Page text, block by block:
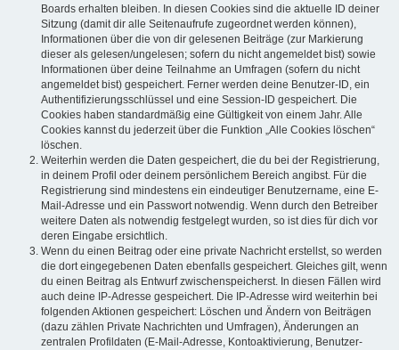
Boards erhalten bleiben. In diesen Cookies sind die aktuelle ID deiner
Sitzung (damit dir alle Seitenaufrufe zugeordnet werden können),
Informationen über die von dir gelesenen Beiträge (zur Markierung
dieser als gelesen/ungelesen; sofern du nicht angemeldet bist) sowie
Informationen über deine Teilnahme an Umfragen (sofern du nicht
angemeldet bist) gespeichert. Ferner werden deine Benutzer-ID, ein
Authentifizierungsschlüssel und eine Session-ID gespeichert. Die
Cookies haben standardmäßig eine Gültigkeit von einem Jahr. Alle
Cookies kannst du jederzeit über die Funktion „Alle Cookies löschen“
löschen.
Weiterhin werden die Daten gespeichert, die du bei der Registrierung,
in deinem Profil oder deinem persönlichem Bereich angibst. Für die
Registrierung sind mindestens ein eindeutiger Benutzername, eine E-
Mail-Adresse und ein Passwort notwendig. Wenn durch den Betreiber
weitere Daten als notwendig festgelegt wurden, so ist dies für dich vor
deren Eingabe ersichtlich.
Wenn du einen Beitrag oder eine private Nachricht erstellst, so werden
die dort eingegebenen Daten ebenfalls gespeichert. Gleiches gilt, wenn
du einen Beitrag als Entwurf zwischenspeicherst. In diesen Fällen wird
auch deine IP-Adresse gespeichert. Die IP-Adresse wird weiterhin bei
folgenden Aktionen gespeichert: Löschen und Ändern von Beiträgen
(dazu zählen Private Nachrichten und Umfragen), Änderungen an
zentralen Profildaten (E-Mail-Adresse, Kontoaktivierung, Benutzer-